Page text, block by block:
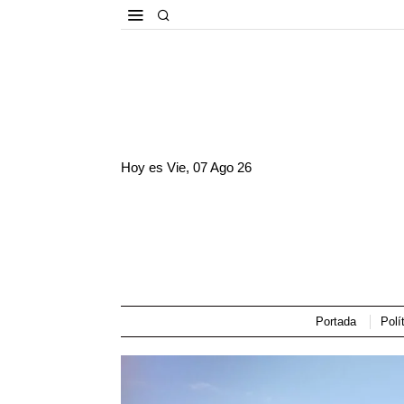
Hoy esVie, 07 Ago 26
Portada